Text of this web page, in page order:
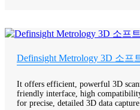
Definsight Metrology 3D 소프
It offers efficient, powerful 3D
friendly interface, high
for precise, detailed 3D data